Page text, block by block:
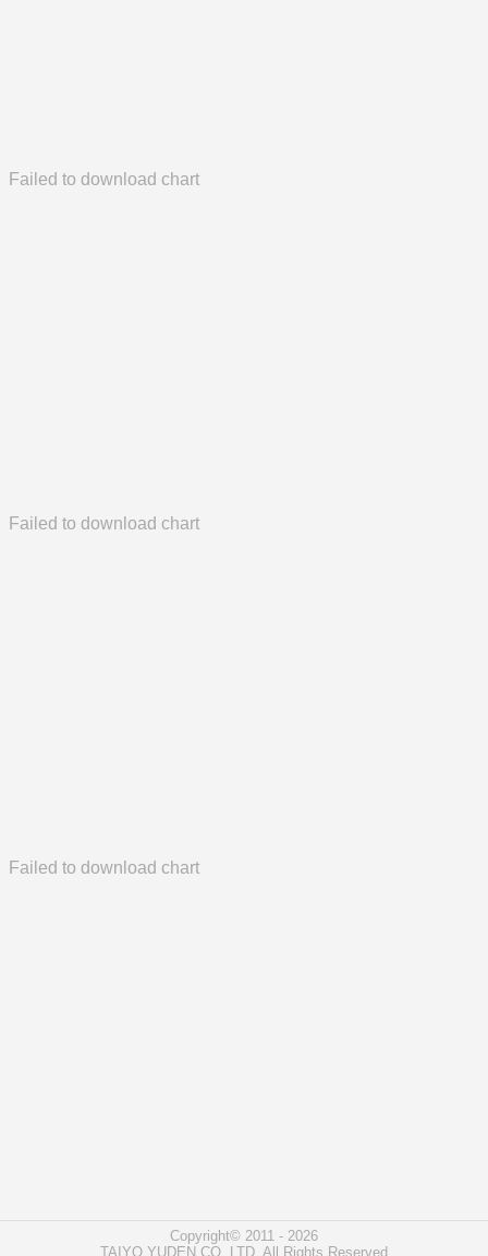
Failed to download chart
Failed to download chart
Failed to download chart
Copyright© 2011 - 2026
TAIYO YUDEN CO.,LTD. All Rights Reserved